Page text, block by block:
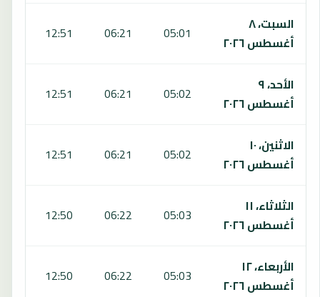
السبت، ٨
أغسطس ٢٠٢٦
05:01
06:21
12:51
الأحد، ٩
أغسطس ٢٠٢٦
05:02
06:21
12:51
الاثنين، ١٠
أغسطس ٢٠٢٦
05:02
06:21
12:51
الثلاثاء، ١١
أغسطس ٢٠٢٦
05:03
06:22
12:50
الأربعاء، ١٢
أغسطس ٢٠٢٦
05:03
06:22
12:50